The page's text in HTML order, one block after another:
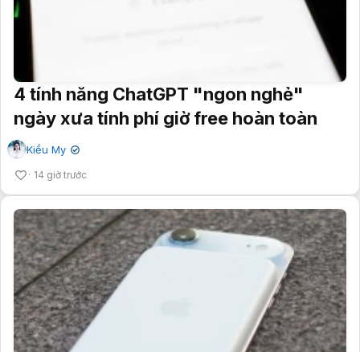
4 tính năng ChatGPT "ngon nghẻ"
ngày xưa tính phí giờ free hoàn toàn
Kiều My ✔
14 giờ trước